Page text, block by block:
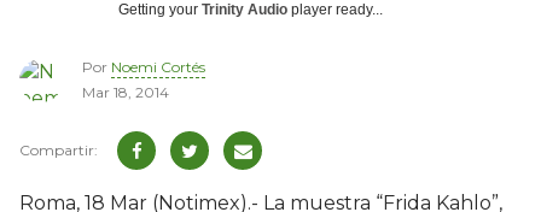
Getting your Trinity Audio player ready...
Por Noemi Cortés
Mar 18, 2014
Roma, 18 Mar (Notimex).- La muestra “Frida Kahlo”,